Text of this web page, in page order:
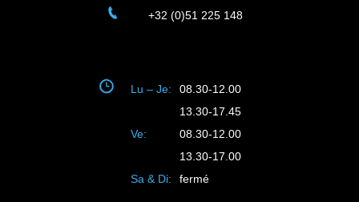
+32 (0)51 225 148
Lu – Je:
08.30-12.00
13.30-17.45
Ve:
08.30-12.00
13.30-17.00
Sa & Di:
fermé